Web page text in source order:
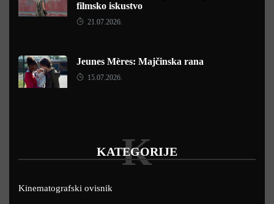
filmsko iskustvo
21.07.2026.
Jeunes Mères: Majčinska rana
15.07.2026.
KATEGORIJE
K
Kinematografski ovisnik